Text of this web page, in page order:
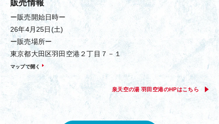
販売情報
ー販売開始日時ー
26年4月25日(土)
ー販売場所ー
東京都大田区羽田空港２丁目７－１
マップで開く
泉天空の湯 羽田空港のHPはこちら